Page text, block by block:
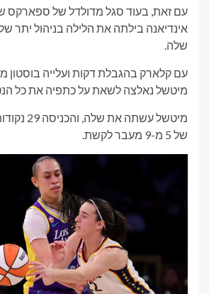
עם זאת, בעוד סגל מדולדל של ספארקס
אינדיאנה בילתה את הלילה בניהול יתר
שלה.
עם קלארק בהגבלת דקות ועלייה בוסטון
מיטשל נאלצה לשאת על כתפיה את כל
מיטשל עשתה
של 5 מ-9 מעבר לקשת.